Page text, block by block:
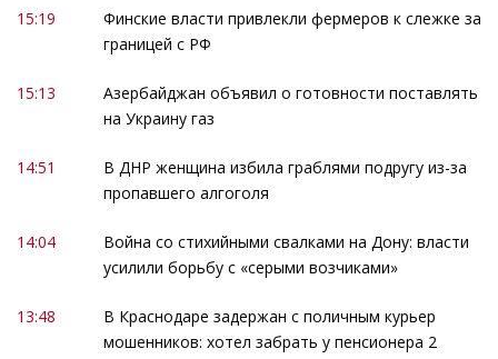
15:19
Финские власти привлекли фермеров к слежке за
границей с РФ
15:13
Азербайджан объявил о готовности поставлять
на Украину газ
14:51
В ДНР женщина избила граблями подругу из-за
пропавшего алгоголя
14:04
Война со стихийными свалками на Дону: власти
усилили борьбу с «серыми возчиками»
13:48
В Краснодаре задержан с поличным курьер
мошенников: хотел забрать у пенсионера 2